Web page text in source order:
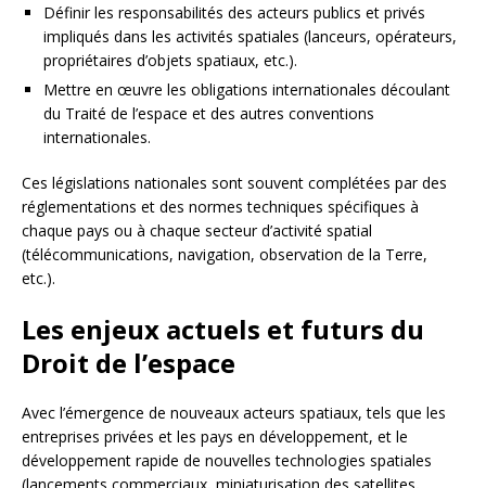
Définir les responsabilités des acteurs publics et privés
impliqués dans les activités spatiales (lanceurs, opérateurs,
propriétaires d’objets spatiaux, etc.).
Mettre en œuvre les obligations internationales découlant
du Traité de l’espace et des autres conventions
internationales.
Ces législations nationales sont souvent complétées par des
réglementations et des normes techniques spécifiques à
chaque pays ou à chaque secteur d’activité spatial
(télécommunications, navigation, observation de la Terre,
etc.).
Les enjeux actuels et futurs du
Droit de l’espace
Avec l’émergence de nouveaux acteurs spatiaux, tels que les
entreprises privées et les pays en développement, et le
développement rapide de nouvelles technologies spatiales